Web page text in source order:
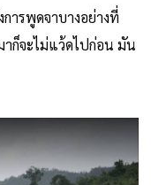
ารพูดจาบางอย่างที่
าก็จะไม่แว้ดไปก่อน มัน